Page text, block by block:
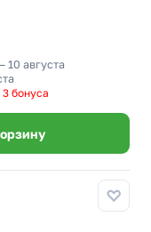
10 августа
3 бонуса